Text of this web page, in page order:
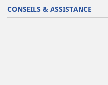
CONSEILS & ASSISTANCE